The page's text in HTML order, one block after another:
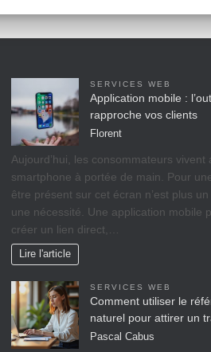
SERVICES WEB
Application mobile :
rapproche vos clients
Florent
Aujourd’hui, les consommateurs vivent
smartphone à portée de main. Pour
être présent sur cet écran n’est plus un
une nécessité. Une application mobile
créer un lien direct,…
Lire l'article
SERVICES WEB
Comment utiliser le
naturel pour attirer un
Pascal Cabus